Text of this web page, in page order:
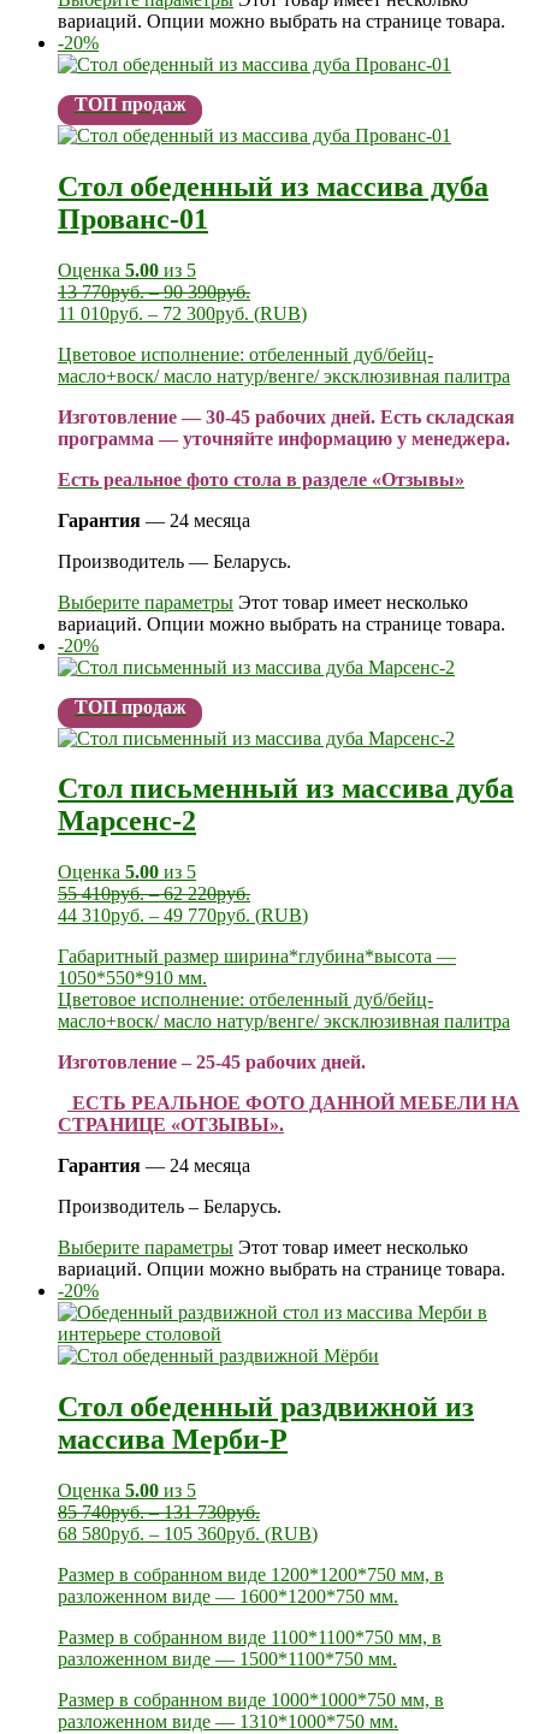
вариаций. Опции можно выбрать на странице товара.
-20%
ТОП продаж
Стол обеденный из массива дуба
Прованс-01
Оценка 5.00 из 5
13 770руб.–90 390руб.
11 010руб. – 72 300руб. (RUB)
Цветовое исполнение: отбеленный дуб/бейц-
масло+воск/ масло натур/венге/ эксклюзивная палитра
Изготовление — 30-45 рабочих дней. Есть складская
программа — уточняйте информацию у менеджера.
Есть реальное фото стола в разделе «Отзывы»
Гарантия — 24 месяца
Производитель — Беларусь.
Выберите параметры Этот товар имеет несколько
вариаций. Опции можно выбрать на странице товара.
-20%
ТОП продаж
Стол письменный из массива дуба
Марсенс-2
Оценка 5.00 из 5
55 410руб.–62 220руб.
44 310руб. – 49 770руб. (RUB)
Габаритный размер ширина*глубина*высота —
1050*550*910 мм.
Цветовое исполнение: отбеленный дуб/бейц-
масло+воск/ масло натур/венге/ эксклюзивная палитра
Изготовление – 25-45 рабочих дней.
ЕСТЬ РЕАЛЬНОЕ ФОТО ДАННОЙ МЕБЕЛИ НА
СТРАНИЦЕ «ОТЗЫВЫ».
Гарантия — 24 месяца
Производитель – Беларусь.
Выберите параметры Этот товар имеет несколько
вариаций. Опции можно выбрать на странице товара.
-20%
Стол обеденный раздвижной из
массива Мерби-Р
Оценка 5.00 из 5
85 740руб.–131 730руб.
68 580руб. – 105 360руб. (RUB)
Размер в собранном виде 1200*1200*750 мм, в
разложенном виде — 1600*1200*750 мм.
Размер в собранном виде 1100*1100*750 мм, в
разложенном виде — 1500*1100*750 мм.
Размер в собранном виде 1000*1000*750 мм, в
разложенном виде — 1310*1000*750 мм.